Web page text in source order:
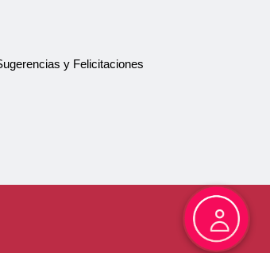
y Felicitaciones